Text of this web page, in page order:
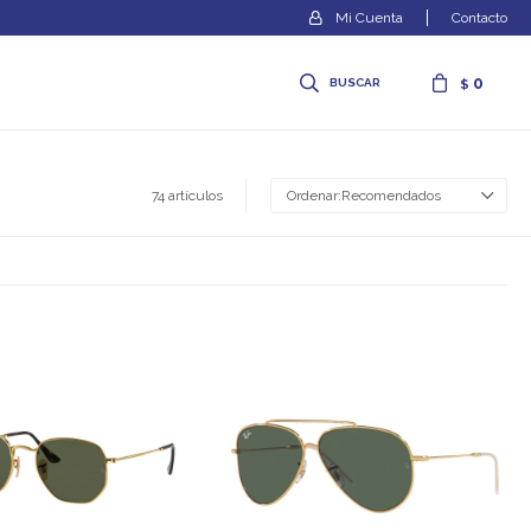
$ 0
Contacto
74 artículos Recomendados